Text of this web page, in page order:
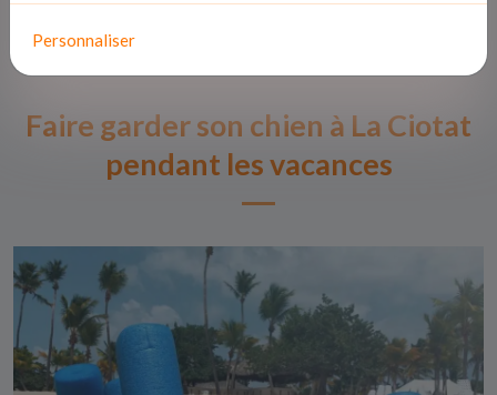
Faire garder son chien à La Ciotat
pendant les vacances
Personnaliser